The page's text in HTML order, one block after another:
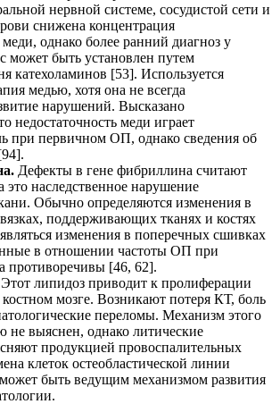
нервной системе, сосудистой сети и
снижена концентрация
однако более ранний диагноз у
может быть установлен путем
катехоламинов [53]. Используется
медью, хотя она не всегда
нарушений. Высказано
недостаточность меди играет
при первичном ОП, однако сведения об
Дефекты в гене фибриллина считают
это наследственное нарушение
Обычно определяются изменения в
поддерживающих тканях и костях
изменения в поперечных сшивках
в отношении частоты ОП при
противоречивы [46, 62].
Этот липидоз приводит к пролиферации
мозге. Возникают потеря КТ, боль
переломы. Механизм этого
не выяснен, однако литические
продукцией провоспалительных
клеток остеобластической линии
быть ведущим механизмом развития